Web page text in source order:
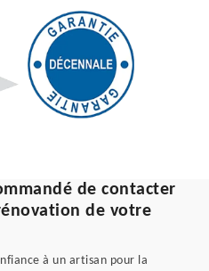
de contacter
de votre
à un artisan pour la